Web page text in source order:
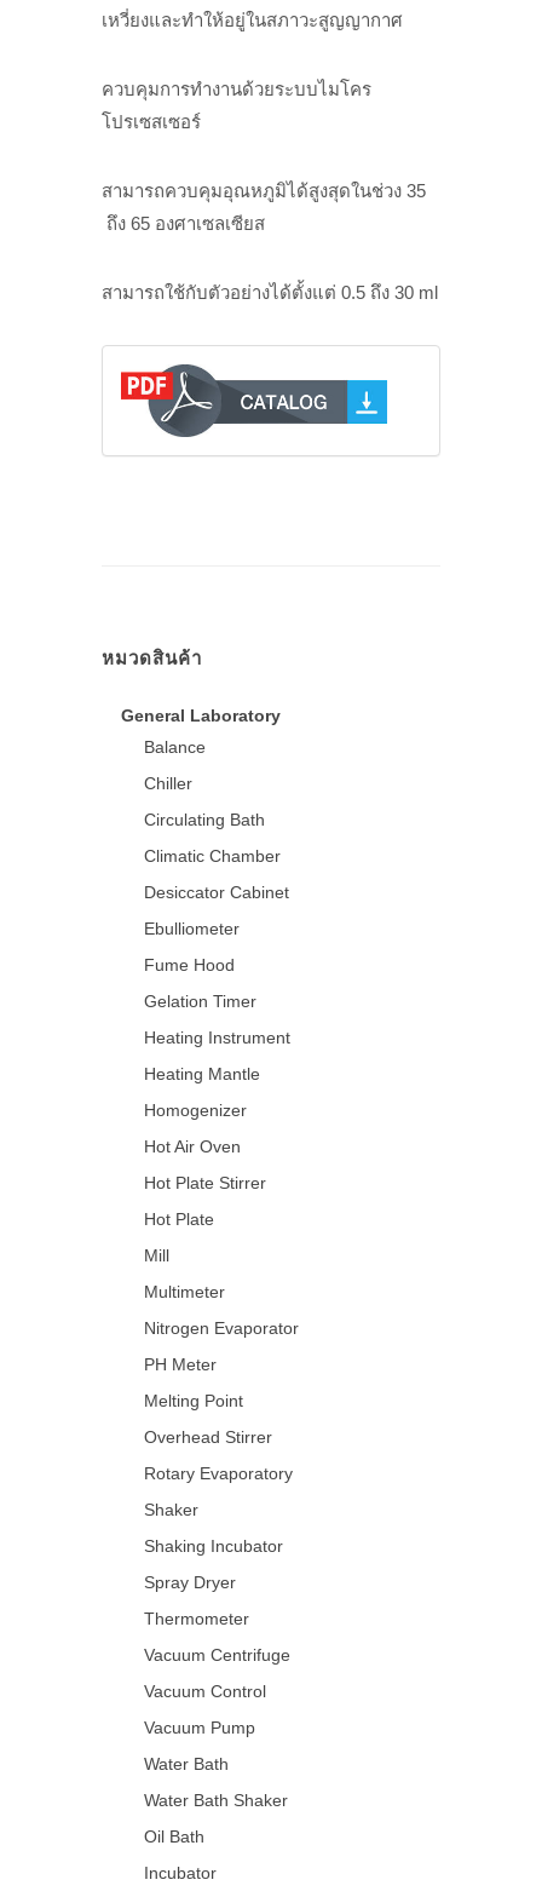
เหวี่ยงและทำให้อยู่ในสภาวะสูญญากาศ
ควบคุมการทำงานด้วยระบบไมโคร
โปรเซสเซอร์
สามารถควบคุมอุณหภูมิได้สูงสุดในช่วง 35
ถึง 65 องศาเซลเซียส
สามารถใช้กับตัวอย่างได้ตั้งแต่ 0.5 ถึง 30 ml
หมวดสินค้า
General Laboratory
Balance
Chiller
Circulating Bath
Climatic Chamber
Desiccator Cabinet
Ebulliometer
Fume Hood
Gelation Timer
Heating Instrument
Heating Mantle
Homogenizer
Hot Air Oven
Hot Plate Stirrer
Hot Plate
Mill
Multimeter
Nitrogen Evaporator
PH Meter
Melting Point
Overhead Stirrer
Rotary Evaporatory
Shaker
Shaking Incubator
Spray Dryer
Thermometer
Vacuum Centrifuge
Vacuum Control
Vacuum Pump
Water Bath
Water Bath Shaker
Oil Bath
Incubator